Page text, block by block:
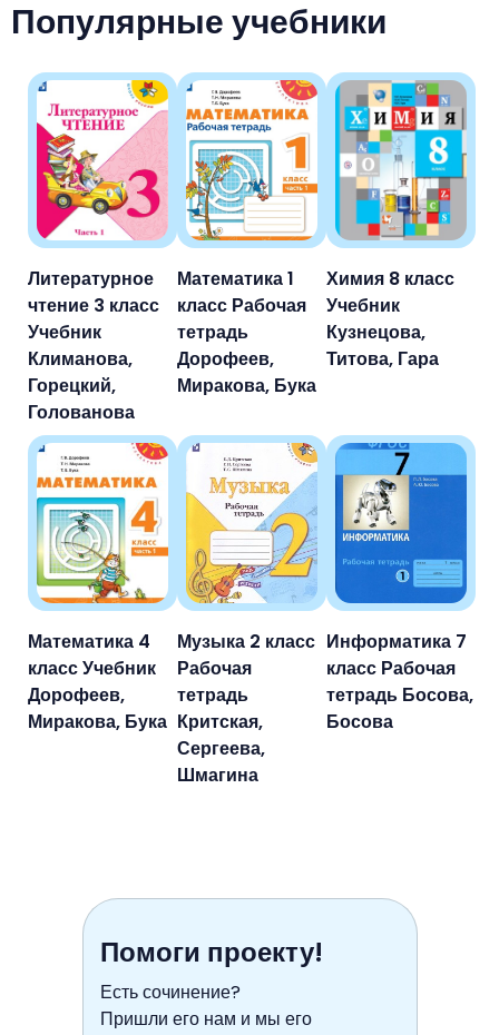
Популярные учебники
Литературное
чтение 3 класс
Учебник
Климанова,
Горецкий,
Голованова
Математика 1
класс Рабочая
тетрадь
Дорофеев,
Миракова, Бука
Химия 8 класс
Учебник
Кузнецова,
Титова, Гара
Математика 4
класс Учебник
Дорофеев,
Миракова, Бука
Музыка 2 класс
Рабочая
тетрадь
Критская,
Сергеева,
Шмагина
Информатика 7
класс Рабочая
тетрадь Босова,
Босова
Помоги проекту!
Есть сочинение?
Пришли его нам и мы его